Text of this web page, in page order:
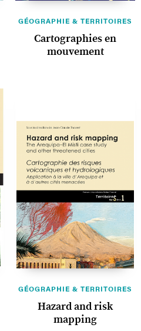
GÉOGRAPHIE & TERRITOIRES
Cartographies en
mouvement
GÉOGRAPHIE & TERRITOIRES
Hazard and risk
mapping